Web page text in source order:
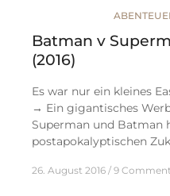
Batman v
(2016)
Es war nur ein kleines
→ Ein gigantisches
Superman und Batman
postapokalyptischen
26. August 2016 9